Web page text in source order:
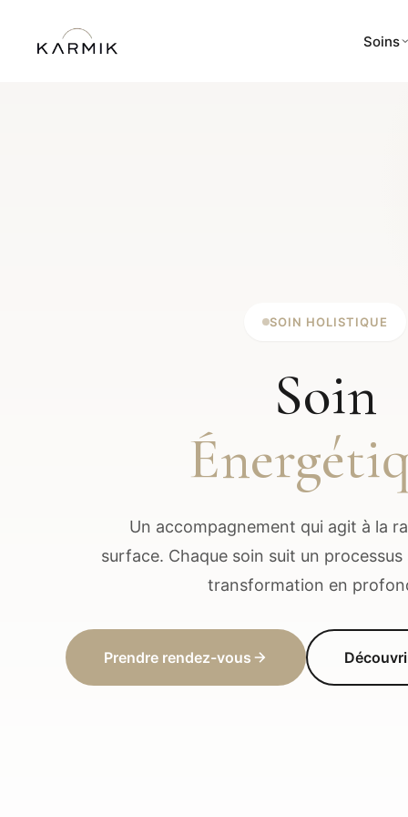
Soins
SOIN HOLISTIQUE
Soin
Un accompagnement qui agit à la
surface. Chaque soin suit un
transformation en
Prendre rendez-vous